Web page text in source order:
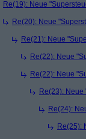
Re(19): Neue
Re(20): Neue
Re(21): Neue
Re(22): Neue
Re(22): Neue
Re(23):
Re(24):
Re(25):